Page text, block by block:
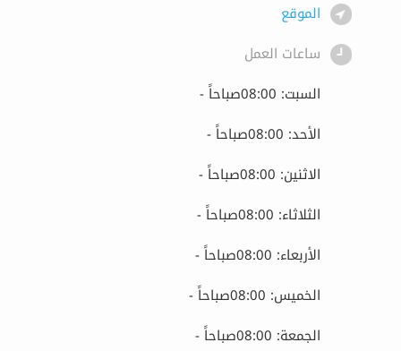
الموقع
ساعات العمل
السبت: 08:00صباحاً -
الأحد: 08:00صباحاً -
الاثنين: 08:00صباحاً -
الثلاثاء: 08:00صباحاً -
الأربعاء: 08:00صباحاً -
الخميس: 08:00صباحاً -
الجمعة: 08:00صباحاً -